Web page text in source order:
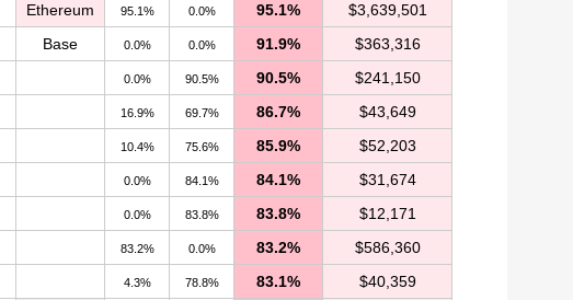
Ethereum 95.1% 0.0% 95.1% $3,639,501
Base 0.0% 0.0% 91.9% $363,316
0.0% 90.5% 90.5% $241,150
16.9% 69.7% 86.7% $43,649
10.4% 75.6% 85.9% $52,203
0.0% 84.1% 84.1% $31,674
0.0% 83.8% 83.8% $12,171
83.2% 0.0% 83.2% $586,360
4.3% 78.8% 83.1% $40,359